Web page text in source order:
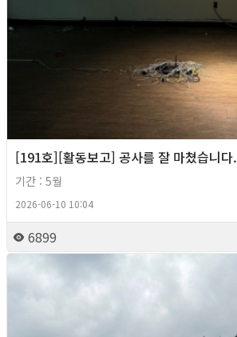
[191호][활동보고] 공사를 잘 마쳤습니다.
기간 : 5월
2026-06-10 10:04
6899